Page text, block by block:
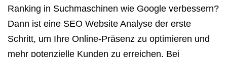
Ranking in Suchmaschinen wie Google verbessern?
Dann ist eine SEO Website Analyse der erste
Schritt, um Ihre Online-Präsenz zu optimieren und
mehr potenzielle Kunden zu erreichen. Bei